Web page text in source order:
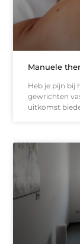
Manuele
Heb je pijn bij
gewrichten
uitkomst